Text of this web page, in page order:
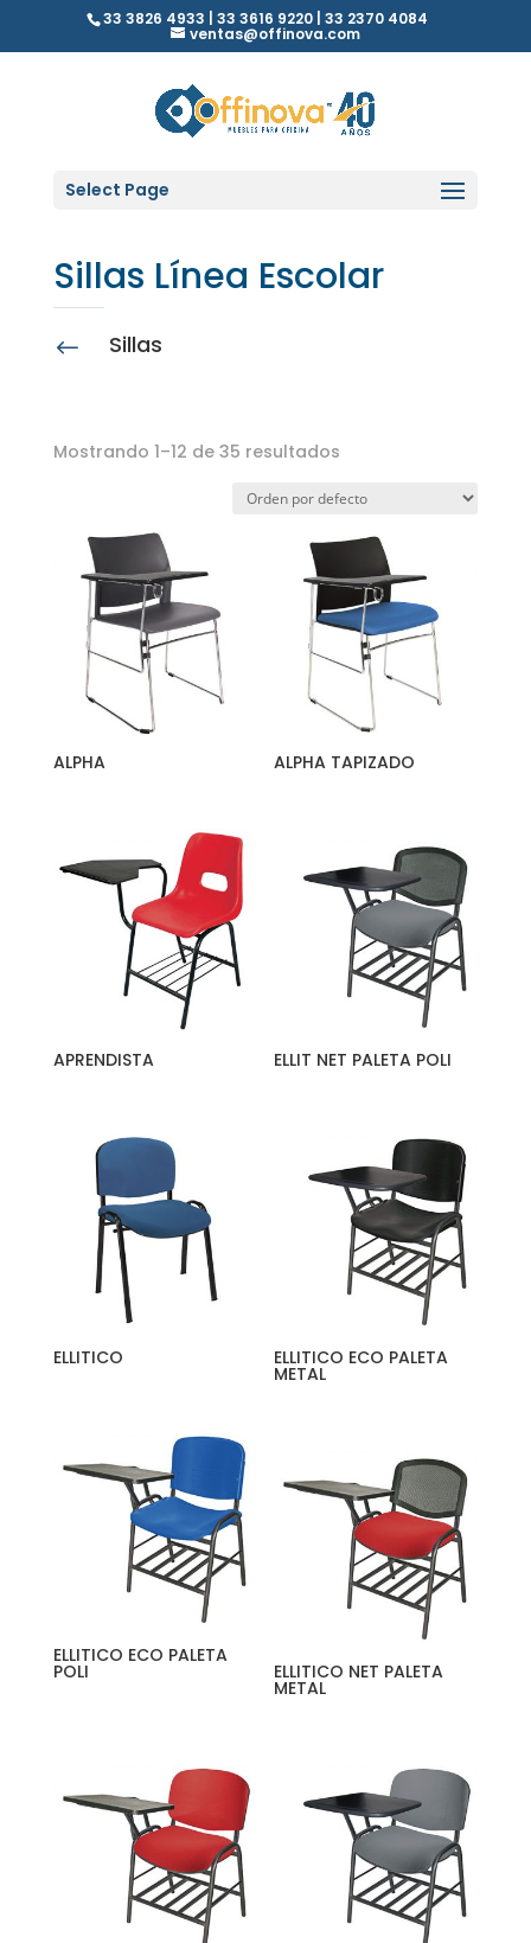
33 3826 4933 | 33 3616 9220 | 33 2370 4084
ventas@offinova.com
Select Page
Sillas Línea Escolar
# Sillas
Mostrando 1–12 de 35 resultados
ALPHA ALPHA TAPIZADO
APRENDISTA ELLIT NET PALETA POLI
ELLITICO ELLITICO ECO PALETA
METAL
ELLITICO ECO PALETA
POLI ELLITICO NET PALETA
METAL